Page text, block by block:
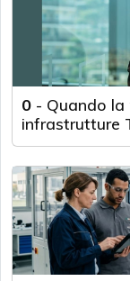
0 - Quando la
infrastrutture